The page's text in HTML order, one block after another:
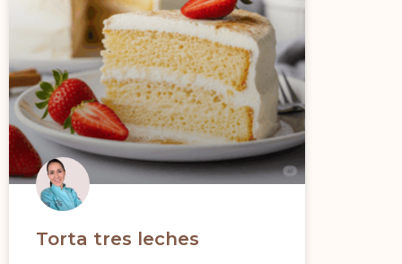
Torta tres leches